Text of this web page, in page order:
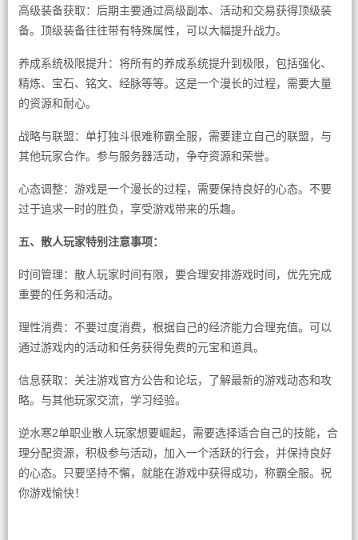
高级装备获取：后期主要通过高级副本、活动和交易获得顶级装
备。顶级装备往往带有特殊属性，可以大幅提升战力。
养成系统极限提升：将所有的养成系统提升到极限，包括强化、
精炼、宝石、铭文、经脉等等。这是一个漫长的过程，需要大量
的资源和耐心。
战略与联盟：单打独斗很难称霸全服，需要建立自己的联盟，与
其他玩家合作。参与服务器活动，争夺资源和荣誉。
心态调整：游戏是一个漫长的过程，需要保持良好的心态。不要
过于追求一时的胜负，享受游戏带来的乐趣。
五、散人玩家特别注意事项：
时间管理：散人玩家时间有限，要合理安排游戏时间，优先完成
重要的任务和活动。
理性消费：不要过度消费，根据自己的经济能力合理充值。可以
通过游戏内的活动和任务获得免费的元宝和道具。
信息获取：关注游戏官方公告和论坛，了解最新的游戏动态和攻
略。与其他玩家交流，学习经验。
逆水寒2单职业散人玩家想要崛起，需要选择适合自己的技能，合
理分配资源，积极参与活动，加入一个活跃的行会，并保持良好
的心态。只要坚持不懈，就能在游戏中获得成功，称霸全服。祝
你游戏愉快！